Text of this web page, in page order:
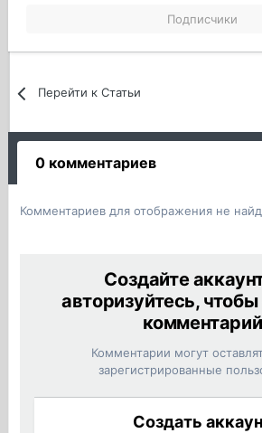
Подписчики
Перейти к Статьи
0 комментариев
Комментариев для отображения не
Создайте
авторизуйтесь, чтобы
комментарий
Комментарии могут
зарегистрированные
Создать